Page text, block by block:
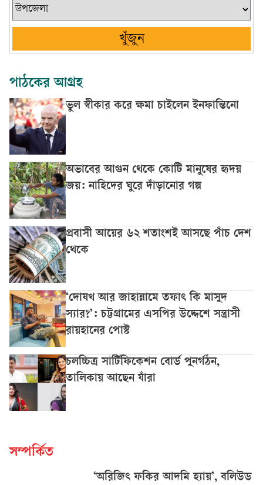
খুঁজুন
পাঠকের আগ্রহ
ভুল স্বীকার করে ক্ষমা চাইলেন ইনফান্তিনো
অভাবের আগুন থেকে কোটি মানুষের হৃদয়
জয়: নাহিদের ঘুরে দাঁড়ানোর গল্প
প্রবাসী আয়ের ৬২ শতাংশই আসছে পাঁচ দেশ
থেকে
‘দোযখ আর জাহান্নামে তফাৎ কি মাসুদ
স্যার?’: চট্টগ্রামের এসপির উদ্দেশে সন্ত্রাসী
রায়হানের পোস্ট
চলচ্চিত্র সার্টিফিকেশন বোর্ড পুনর্গঠন,
তালিকায় আছেন যাঁরা
সম্পর্কিত
‘অরিজিৎ ফকির আদমি হ্যায়’, বলিউড